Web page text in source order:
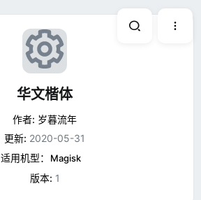
资
源
图
华文楷体
作者: 岁暮流年
更新: 2020-05-31
适用机型：
Magisk
版本: 1